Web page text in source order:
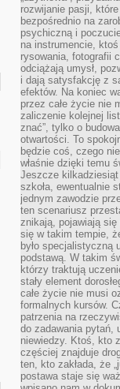
rozwijanie pasji,
bezpośrednio na
psychiczną i
na instrumencie,
rysowania, fotografii
odciążają umysł,
i dają satysfakcję z
efektów. Na koniec
przez całe życie nie
zaliczenie kolejnej
znać”, tylko o
otwartości. To
będzie coś, czego
właśnie dzięki temu
Jeszcze kilkadziesiąt
szkoła, ewentualnie
jednym zawodzie
ten scenariusz
znikają, pojawiają
się w takim tempie,
było specjalistyczną
podstawą. W takim
którzy traktują
stały element
całe życie nie musi
formalnych kursów.
patrzenia na
do zadawania pytań,
niewiedzy. Ktoś, kto
częściej znajduje
ten, kto zakłada, że
postawa staje się